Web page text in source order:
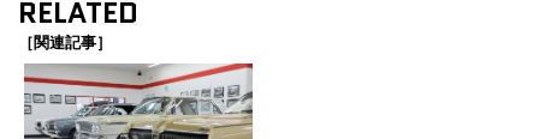
RELATED
［関連記事］